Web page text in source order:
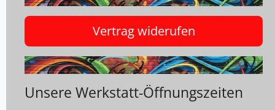
Vertrag widerufen
Unsere Werkstatt-Öffnungszeiten